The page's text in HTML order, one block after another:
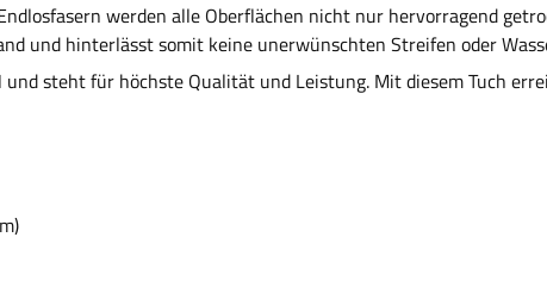
werden alle Oberflächen nicht nur hervorragend
und hinterlässt somit keine unerwünschten Streifen oder
und steht für höchste Qualität und Leistung. Mit diesem Tuch